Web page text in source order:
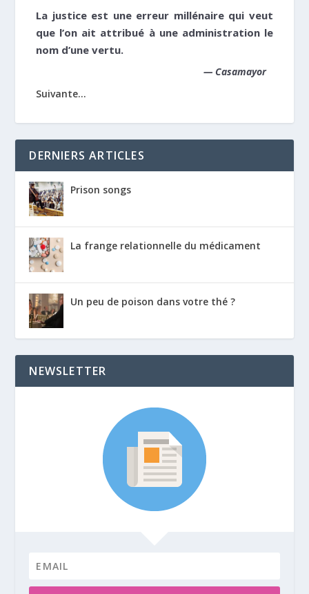
La justice est une erreur millénaire qui veut
que l’on ait attribué à une administration le
nom d’une vertu.
— Casamayor
Suivante...
DERNIERS ARTICLES
Prison songs
La frange relationnelle du médicament
Un peu de poison dans votre thé ?
NEWSLETTER